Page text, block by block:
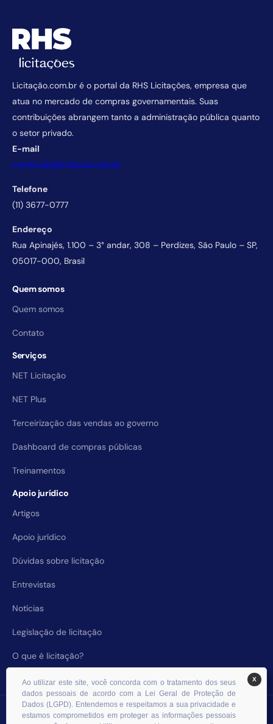
Licitação.com.br é o portal da RHS Licitações, empresa que
atua no mercado de compras governamentais. Suas
contribuições abrangem tanto a administração pública quanto
o setor privado.
E-mail
comercial@licitacao.com.br
Telefone
(11) 3677-0777
Endereço
Rua Apinajés, 1.100 – 3° andar, 308 – Perdizes, São Paulo – SP,
05017-000, Brasil
Quem somos
Quem somos
Contato
Serviços
NET Licitação
NET Plus
Terceirização das vendas ao governo
Dashboard de compras públicas
Treinamentos
Apoio jurídico
Artigos
Apoio jurídico
Dúvidas sobre licitação
Entrevistas
Notícias
Legislação de licitação
O que é licitação?
© 2026 RHS Licitações. Todos os direitos reservados.
X
Ao utilizar este site, você concorda com o tratamento dos seus
dados pessoais de acordo com a Lei Geral de Proteção de
Dados (LGPD). Entendemos e respeitamos a sua privacidade e
estamos comprometidos em proteger as informações pessoais